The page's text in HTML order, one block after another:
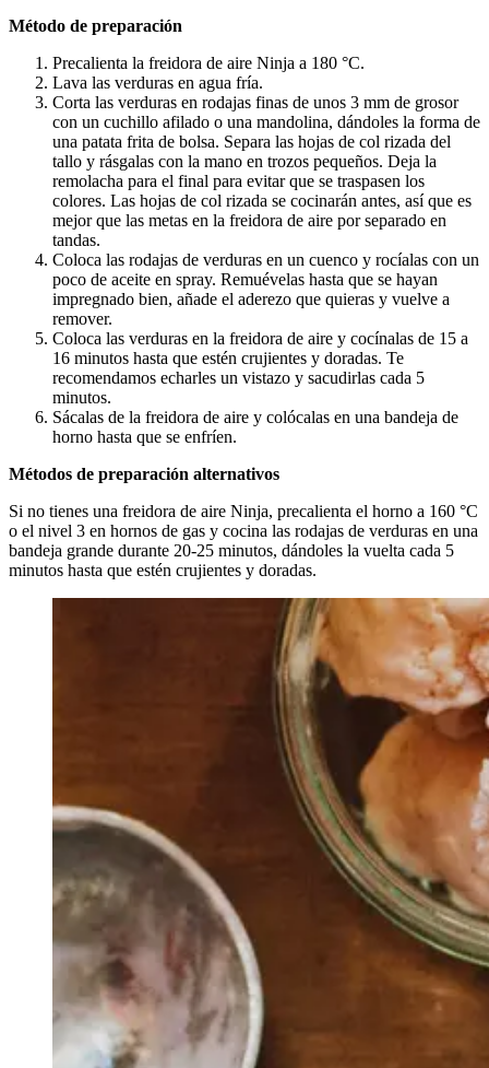
Método de preparación
Precalienta la freidora de aire Ninja a 180 °C.
Lava las verduras en agua fría.
Corta las verduras en rodajas finas de unos 3 mm de grosor
con un cuchillo afilado o una mandolina, dándoles la forma de
una patata frita de bolsa. Separa las hojas de col rizada del
tallo y rásgalas con la mano en trozos pequeños. Deja la
remolacha para el final para evitar que se traspasen los
colores. Las hojas de col rizada se cocinarán antes, así que es
mejor que las metas en la freidora de aire por separado en
tandas.
Coloca las rodajas de verduras en un cuenco y rocíalas con un
poco de aceite en spray. Remuévelas hasta que se hayan
impregnado bien, añade el aderezo que quieras y vuelve a
remover.
Coloca las verduras en la freidora de aire y cocínalas de 15 a
16 minutos hasta que estén crujientes y doradas. Te
recomendamos echarles un vistazo y sacudirlas cada 5
minutos.
Sácalas de la freidora de aire y colócalas en una bandeja de
horno hasta que se enfríen.
Métodos de preparación alternativos
Si no tienes una freidora de aire Ninja, precalienta el horno a 160 °C
o el nivel 3 en hornos de gas y cocina las rodajas de verduras en una
bandeja grande durante 20-25 minutos, dándoles la vuelta cada 5
minutos hasta que estén crujientes y doradas.